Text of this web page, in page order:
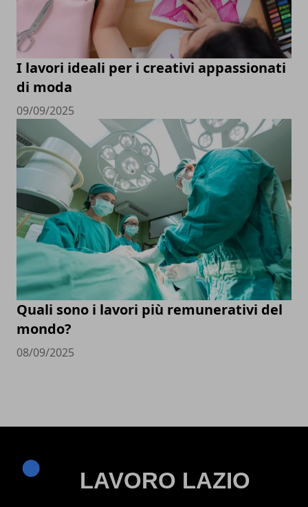
I lavori ideali per i creativi appassionati
di moda
09/09/2025
Quali sono i lavori più remunerativi del
mondo?
08/09/2025